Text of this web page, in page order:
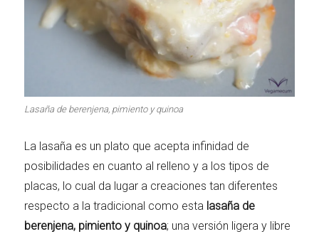
Lasaña de berenjena, pimiento y quinoa
La lasaña es un plato que acepta infinidad de
posibilidades en cuanto al relleno y a los tipos de
placas, lo cual da lugar a creaciones tan diferentes
respecto a la tradicional como esta lasaña de
berenjena, pimiento y quinoa; una versión ligera y libre